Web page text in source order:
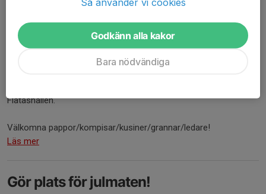
Gubb/ledare gänget kör på!
Flatåshallen.
Välkomna pappor/kompisar/kusiner/grannar/ledare!
Läs mer
Gör plats för julmaten!
Godkänn alla kakor
Bara nödvändiga